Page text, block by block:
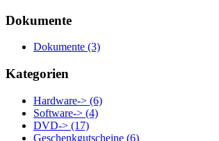
Dokumente
Dokumente (3)
Kategorien
Hardware-> (6)
Software-> (4)
DVD-> (17)
Geschenkgutscheine (6)